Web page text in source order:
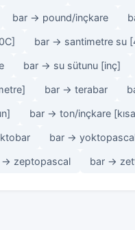
bar → pound/inçkare
bar → santimetre su
bar → su sütunu [inç]
bar → terabar
bar → ton/inçkare
bar →
→ zeptopascal bar →